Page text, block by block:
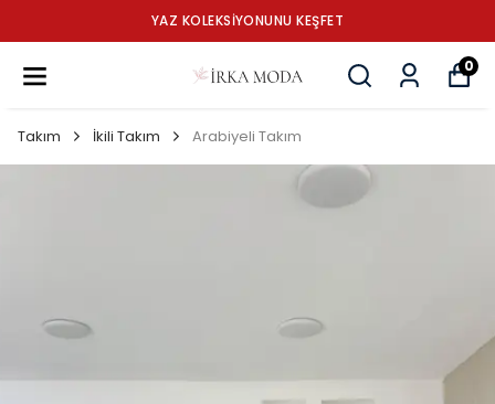
YAZ KOLEKSİYONUNU KEŞFET
0
Takım İkili Takım Arabiyeli Takım